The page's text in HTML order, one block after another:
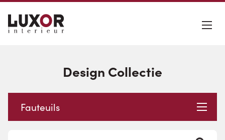
Design Collectie
Fauteuils